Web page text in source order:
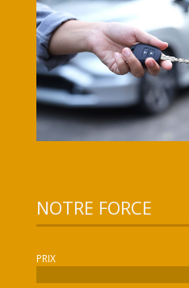
NOTRE FORCE
PRIX